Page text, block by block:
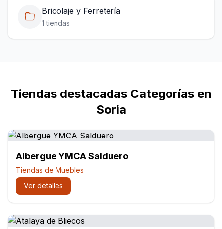
Bricolaje y Ferretería
1 tiendas
Tiendas destacadas Categorías en
Soria
Albergue YMCA Salduero
Tiendas de Muebles
Ver detalles